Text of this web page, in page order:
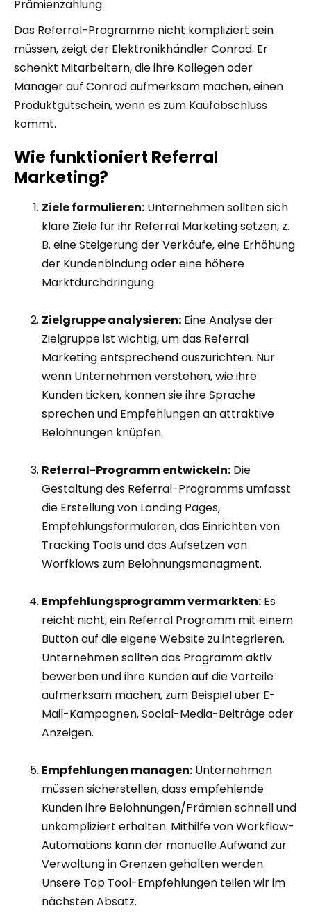
Prämienzahlung.
Das Referral-Programme nicht kompliziert sein
müssen, zeigt der Elektronikhändler Conrad. Er
schenkt Mitarbeitern, die ihre Kollegen oder
Manager auf Conrad aufmerksam machen, einen
Produktgutschein, wenn es zum Kaufabschluss
kommt.
Wie funktioniert Referral
Marketing?
Ziele formulieren: Unternehmen sollten sich
klare Ziele für ihr Referral Marketing setzen, z.
B. eine Steigerung der Verkäufe, eine Erhöhung
der Kundenbindung oder eine höhere
Marktdurchdringung.
Zielgruppe analysieren: Eine Analyse der
Zielgruppe ist wichtig, um das Referral
Marketing entsprechend auszurichten. Nur
wenn Unternehmen verstehen, wie ihre
Kunden ticken, können sie ihre Sprache
sprechen und Empfehlungen an attraktive
Belohnungen knüpfen.
Referral-Programm entwickeln: Die
Gestaltung des Referral-Programms umfasst
die Erstellung von Landing Pages,
Empfehlungsformularen, das Einrichten von
Tracking Tools und das Aufsetzen von
Worfklows zum Belohnungsmanagment.
Empfehlungsprogramm vermarkten: Es
reicht nicht, ein Referral Programm mit einem
Button auf die eigene Website zu integrieren.
Unternehmen sollten das Programm aktiv
bewerben und ihre Kunden auf die Vorteile
aufmerksam machen, zum Beispiel über E-
Mail-Kampagnen, Social-Media-Beiträge oder
Anzeigen.
Empfehlungen managen: Unternehmen
müssen sicherstellen, dass empfehlende
Kunden ihre Belohnungen/Prämien schnell und
unkompliziert erhalten. Mithilfe von Workflow-
Automations kann der manuelle Aufwand zur
Verwaltung in Grenzen gehalten werden.
Unsere Top Tool-Empfehlungen teilen wir im
nächsten Absatz.